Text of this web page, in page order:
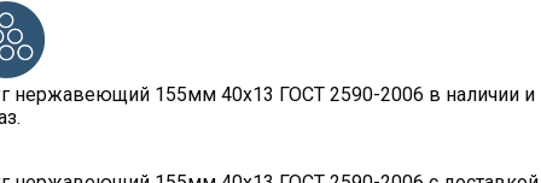
нержавеющий 155мм 40х13 ГОСТ 2590-2006 в наличии и